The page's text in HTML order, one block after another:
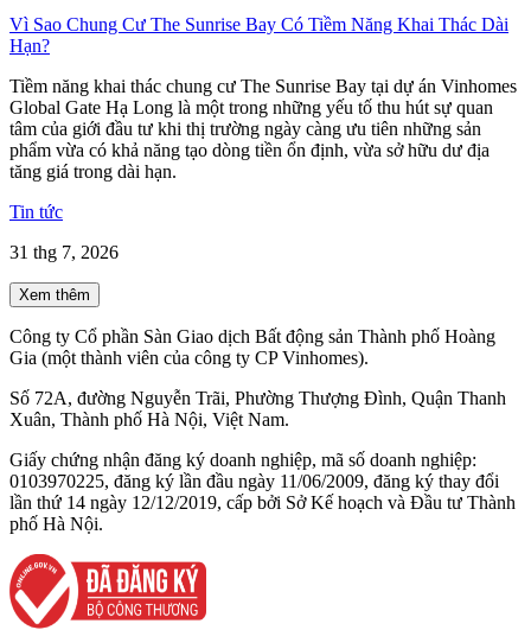
Vì Sao Chung Cư The Sunrise Bay Có Tiềm Năng Khai Thác Dài
Hạn?
Tiềm năng khai thác chung cư The Sunrise Bay tại dự án Vinhomes
Global Gate Hạ Long là một trong những yếu tố thu hút sự quan
tâm của giới đầu tư khi thị trường ngày càng ưu tiên những sản
phẩm vừa có khả năng tạo dòng tiền ổn định, vừa sở hữu dư địa
tăng giá trong dài hạn.
Tin tức
31 thg 7, 2026
Xem thêm
Công ty Cổ phần Sàn Giao dịch Bất động sản Thành phố Hoàng
Gia (một thành viên của công ty CP Vinhomes).
Số 72A, đường Nguyễn Trãi, Phường Thượng Đình, Quận Thanh
Xuân, Thành phố Hà Nội, Việt Nam.
Giấy chứng nhận đăng ký doanh nghiệp, mã số doanh nghiệp:
0103970225, đăng ký lần đầu ngày 11/06/2009, đăng ký thay đổi
lần thứ 14 ngày 12/12/2019, cấp bởi Sở Kế hoạch và Đầu tư Thành
phố Hà Nội.